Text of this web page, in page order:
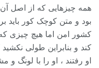
همه چیزهایی که از اصل
بود و متن کوچک کور باید
کشور امن اما هیچ چیزی
کند و بنابراین طولی
او رفتند ، او را با لونگ